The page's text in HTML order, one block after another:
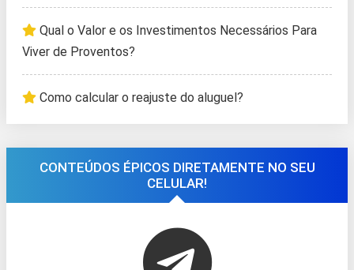
Qual o Valor e os Investimentos Necessários Para
Viver de Proventos?
Como calcular o reajuste do aluguel?
CONTEÚDOS ÉPICOS DIRETAMENTE NO SEU
CELULAR!